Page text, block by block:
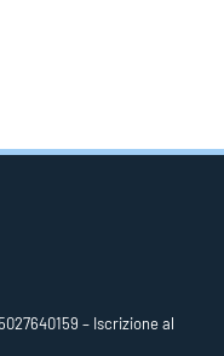
– Iscrizione al